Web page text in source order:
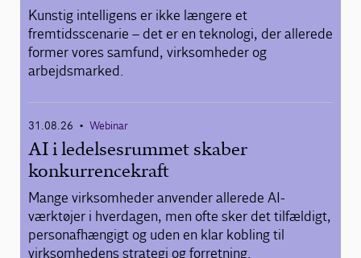
Kunstig intelligens er ikke længere et
fremtidsscenarie – det er en teknologi, der allerede
former vores samfund, virksomheder og
arbejdsmarked.
31.08.26 • Webinar
AI i ledelsesrummet skaber
konkurrencekraft
Mange virksomheder anvender allerede AI-
værktøjer i hverdagen, men ofte sker det tilfældigt,
personafhængigt og uden en klar kobling til
virksomhedens strategi og forretning.